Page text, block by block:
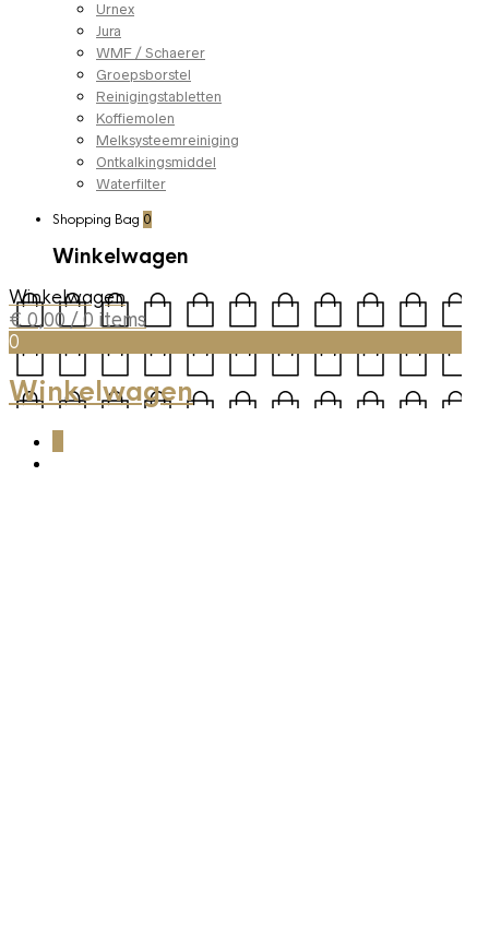
Urnex
Jura
WMF / Schaerer
Groepsborstel
Reinigingstabletten
Koffiemolen
Melksysteemreiniging
Ontkalkingsmiddel
Waterfilter
Shopping Bag 0
Winkelwagen
Winkelwagen
€ 0,00 / 0 items
0
Winkelwagen